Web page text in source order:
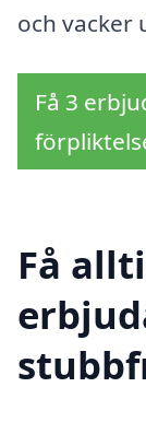
och vacker
Få 3
Få